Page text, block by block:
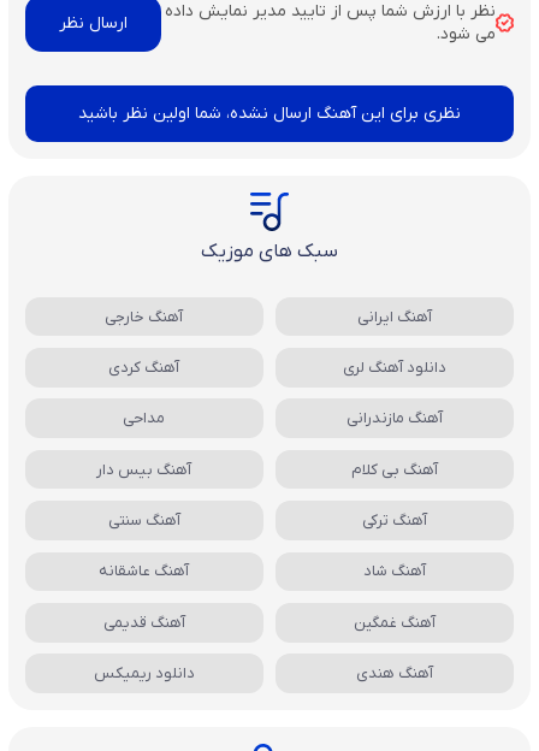
نظر با ارزش شما پس از تایید مدیر نمایش داده
می شود.
نظری برای این آهنگ ارسال نشده، شما اولین نظر باشید
سبک های موزیک
آهنگ ایرانی آهنگ خارجی
دانلود آهنگ لری آهنگ کردی
آهنگ مازندرانی مداحی
آهنگ بی کلام آهنگ بیس دار
آهنگ ترکی آهنگ سنتی
آهنگ شاد آهنگ عاشقانه
آهنگ غمگین آهنگ قدیمی
آهنگ هندی دانلود ریمیکس